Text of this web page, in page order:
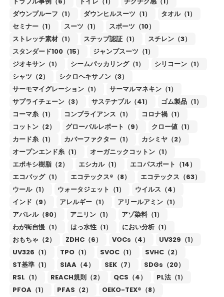
ダウンプルーフ（1）
ダウンヒルスーツ（1）
タオル（1）
セミナー（1）
スーツ（1）
スポーツ（10）
ストレッチ素材（1）
ステップ認証（1）
スチレン（3）
スタンダード100（15）
ジャンプスーツ（1）
ジオキサン（1）
シームパッカリング（1）
シリコーン（1）
シャツ（2）
シクロヘキサノン（3）
サーモマイグレーション（1）
サーマルマネキン（1）
サプライチェーン（3）
サステナブル（41）
ゴム製品（1）
コーマ糸（1）
コンプライアンス（1）
コロナ禍（1）
コットン（2）
グローバルレポート（9）
クロー値（1）
カード糸（1）
カバーファクター（1）
カシミヤ（2）
オープンエンド糸（1）
オーガニックコットン（1）
エポキシ樹脂（2）
エシカル（1）
エコパスポート（14）
エコバッグ（1）
エコテックス®（8）
エコテックス（63）
ウール（1）
ウォータジェット（1）
ウイルス（4）
インド（9）
アレルギー（1）
アリールアミン（1）
アパレル（80）
アニリン（1）
アゾ染料（1）
わが街自慢（1）
はっ水性（1）
におい分析（1）
おもちゃ（2）
ZDHC（6） VOCs（4）
UV329（1）
UV326（1）
TPO（1） SVOC（1）
SVHC（2）
ST基準（1）
SIAA（4） SEK（7）
SDGs（20）
RSL（1）
REACH規則（2） QCS（4）
PL法（1）
PFOA（1）
PFAS（2）
OEKO-TEX®（8）